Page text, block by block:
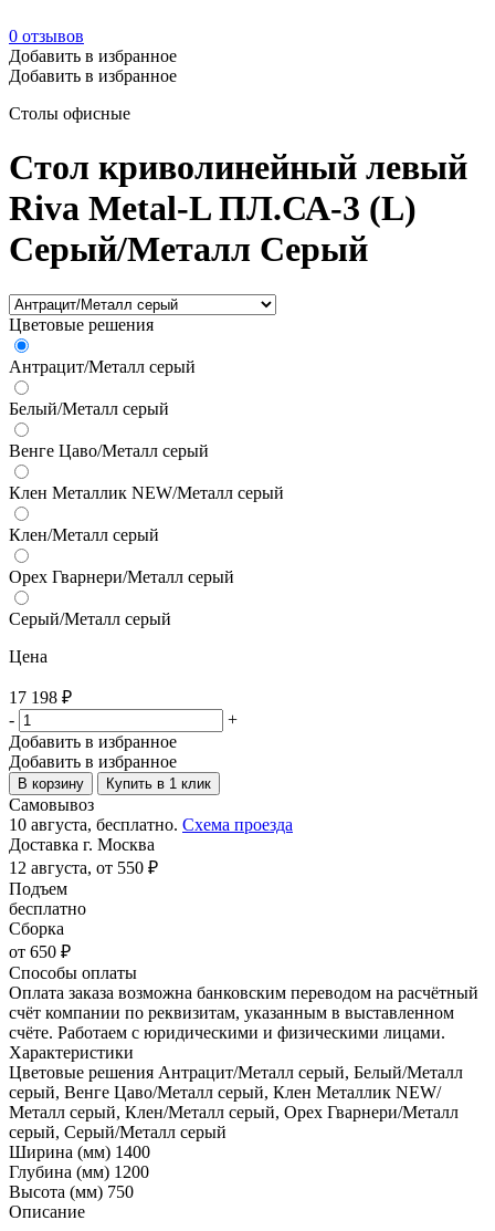
0 отзывов
Добавить в избранное
Добавить в избранное
Столы офисные
Стол криволинейный левый
Riva Metal-L ПЛ.СА-3 (L)
Серый/Металл Серый
Цветовые решения
Антрацит/Металл серый
Белый/Металл серый
Венге Цаво/Металл серый
Клен Металлик NEW/Металл серый
Клен/Металл серый
Орех Гварнери/Металл серый
Серый/Металл серый
Цена
17 198 ₽
-
+
Добавить в избранное
Добавить в избранное
В корзину Купить в 1 клик
Самовывоз
10 августа, бесплатно. Схема проезда
Доставка г. Москва
12 августа, от 550 ₽
Подъем
бесплатно
Сборка
от 650 ₽
Способы оплаты
Оплата заказа возможна банковским переводом на расчётный
счёт компании по реквизитам, указанным в выставленном
счёте. Работаем с юридическими и физическими лицами.
Характеристики
Цветовые решения Антрацит/Металл серый, Белый/Металл
серый, Венге Цаво/Металл серый, Клен Металлик NEW/
Металл серый, Клен/Металл серый, Орех Гварнери/Металл
серый, Серый/Металл серый
Ширина (мм) 1400
Глубина (мм) 1200
Высота (мм) 750
Описание